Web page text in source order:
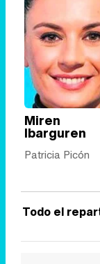
Miren
Ibarguren
Patricia Picón
Todo el